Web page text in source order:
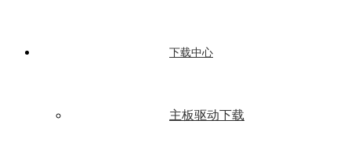
下载中心
主板驱动下载